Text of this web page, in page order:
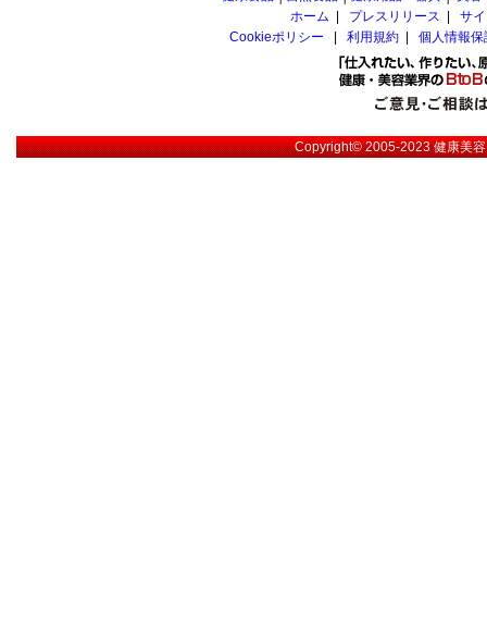
ホーム
プレスリリース
サ
Cookieポリシー
利用規約 個人情報
Copyright© 2005-2023健康美